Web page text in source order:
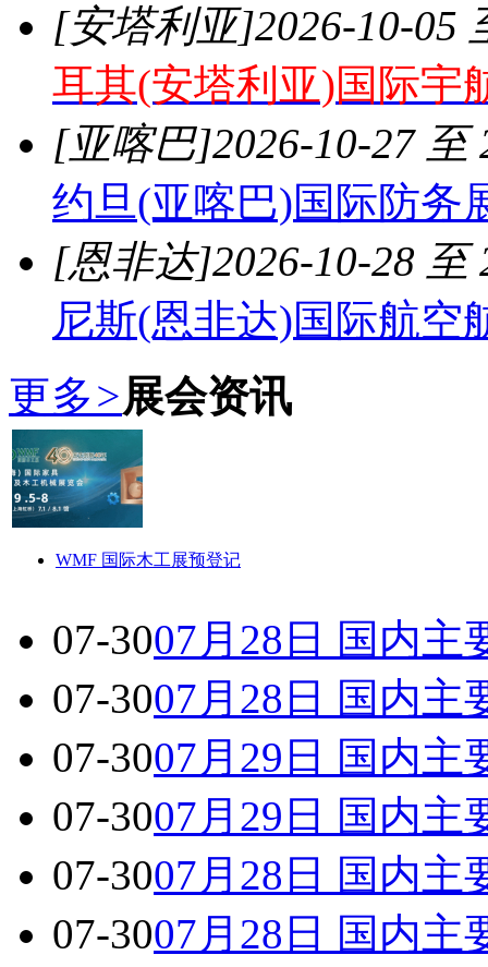
[安塔利亚]2026-10-05
耳其(安塔利亚)国际宇
[亚喀巴]2026-10-27 至
约旦(亚喀巴)国际防务
[恩非达]2026-10-28 至
尼斯(恩非达)国际航空
更多>展会资讯
WMF 国际木工展预登记
07-3007月28日 国内主
07-3007月28日 国内主
07-3007月29日 国内主
07-3007月29日 国内主
07-3007月28日 国内主
07-3007月28日 国内主